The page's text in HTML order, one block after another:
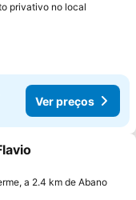
privativo no local
Ver preços
aos favoritos
a 2.4 km de Abano